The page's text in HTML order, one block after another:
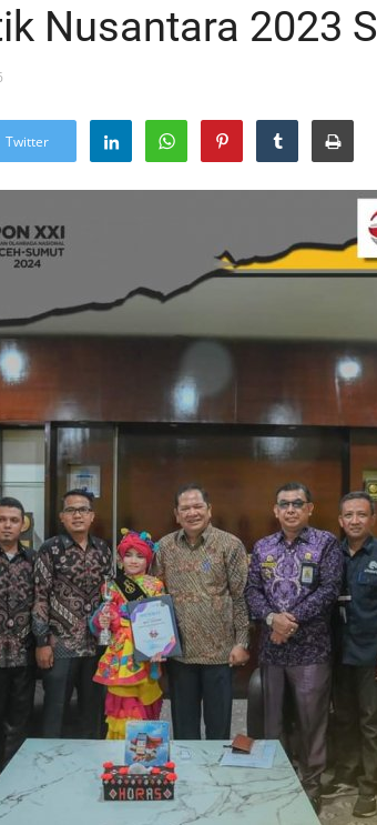
Nusantara 2023
Twitter